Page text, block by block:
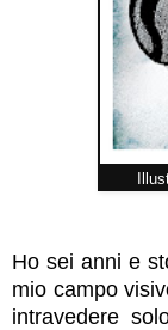
Ho sei anni e
mio campo
intravedere